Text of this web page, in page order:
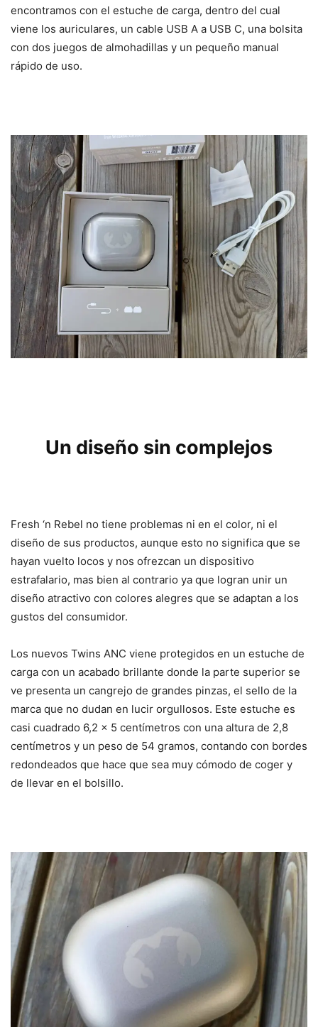
encontramos con el estuche de carga, dentro del cual
viene los auriculares, un cable USB A a USB C, una bolsita
con dos juegos de almohadillas y un pequeño manual
rápido de uso.
Un diseño sin complejos
Fresh ‘n Rebel no tiene problemas ni en el color, ni el
diseño de sus productos, aunque esto no significa que se
hayan vuelto locos y nos ofrezcan un dispositivo
estrafalario, mas bien al contrario ya que logran unir un
diseño atractivo con colores alegres que se adaptan a los
gustos del consumidor.
Los nuevos Twins ANC viene protegidos en un estuche de
carga con un acabado brillante donde la parte superior se
ve presenta un cangrejo de grandes pinzas, el sello de la
marca que no dudan en lucir orgullosos. Este estuche es
casi cuadrado 6,2 x 5 centímetros con una altura de 2,8
centímetros y un peso de 54 gramos, contando con bordes
redondeados que hace que sea muy cómodo de coger y
de llevar en el bolsillo.